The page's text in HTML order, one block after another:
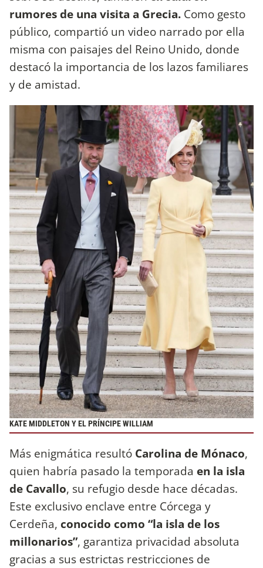
rumores de una visita a Grecia. Como gesto
público, compartió un video narrado por ella
misma con paisajes del Reino Unido, donde
destacó la importancia de los lazos familiares
y de amistad.
KATE MIDDLETON Y EL PRÍNCIPE WILLIAM
Más enigmática resultó Carolina de Mónaco,
quien habría pasado la temporada en la isla
de Cavallo, su refugio desde hace décadas.
Este exclusivo enclave entre Córcega y
Cerdeña, conocido como “la isla de los
millonarios”, garantiza privacidad absoluta
gracias a sus estrictas restricciones de